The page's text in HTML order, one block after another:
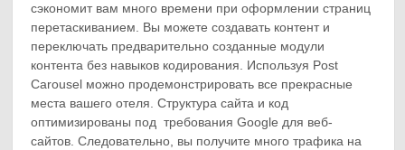
сэкономит вам много времени при оформлении страниц
перетаскиванием. Вы можете создавать контент и
переключать предварительно созданные модули
контента без навыков кодирования. Используя Post
Carousel можно продемонстрировать все прекрасные
места вашего отеля. Структура сайта и код
оптимизированы под требования Google для веб-
сайтов. Следовательно, вы получите много трафика на